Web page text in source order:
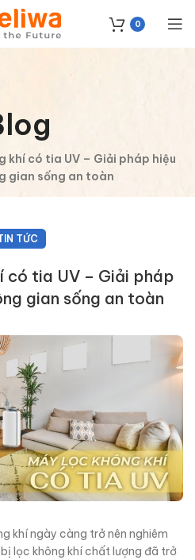
0
khí có tia UV – Giải pháp hiệu
gian sống an toàn
TỨC
có tia UV – Giải pháp
gian sống an toàn
khí ngày càng trở nên nghiêm
lọc không khí chất lượng đã trở